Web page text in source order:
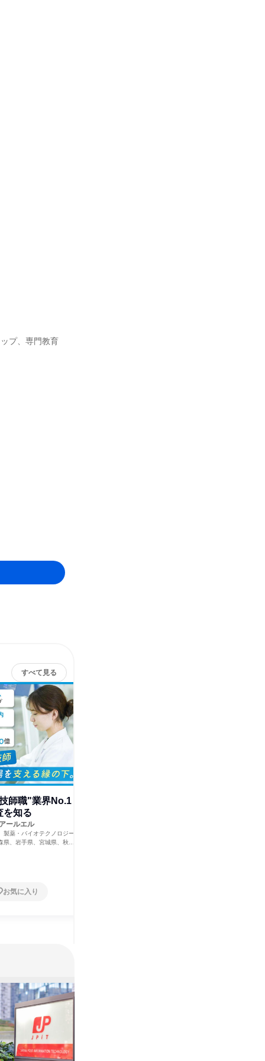
プ、専門教育
すべて見る
師職"業界No.1
を知る
ールエル
製薬・バイオテクノロジー
県、岩手県、宮城県、秋田
島根県、岡山県、広島県、
お気に入り